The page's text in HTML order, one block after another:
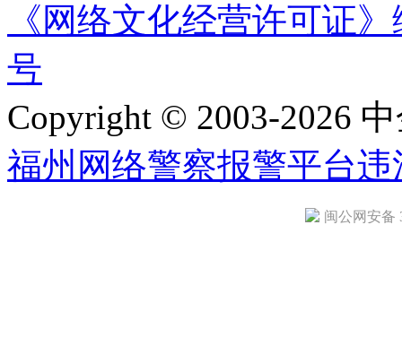
《网络文化经营许可证
号
Copyright © 2003-2026
福州网络警察报警平台违
闽公网安备